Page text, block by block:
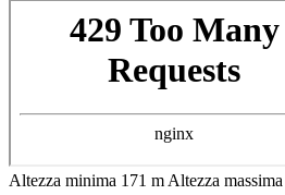
Altezza minima 171 m Altezza massima